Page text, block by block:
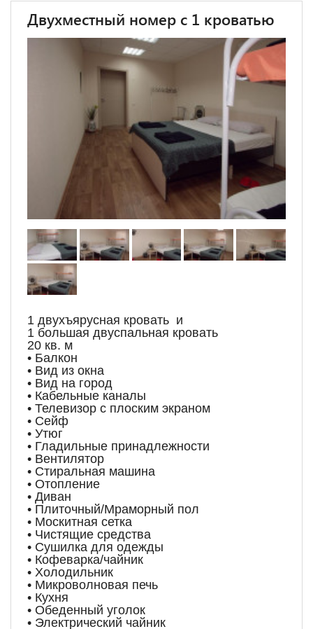
Двухместный номер с 1 кроватью
1 двухъярусная кровать и
1 большая двуспальная кровать
20 кв. м
• Балкон
• Вид из окна
• Вид на город
• Кабельные каналы
• Телевизор с плоским экраном
• Сейф
• Утюг
• Гладильные принадлежности
• Вентилятор
• Стиральная машина
• Отопление
• Диван
• Плиточный/Мраморный пол
• Москитная сетка
• Чистящие средства
• Сушилка для одежды
• Кофеварка/чайник
• Холодильник
• Микроволновая печь
• Кухня
• Обеденный уголок
• Электрический чайник